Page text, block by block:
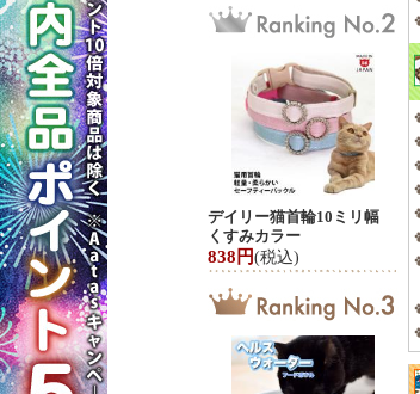
デイリー猫首輪10ミリ幅
くすみカラー
838円(税込)